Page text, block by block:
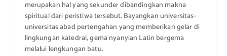
merupakan hal yang sekunder dibandingkan makna
spiritual dari peristiwa tersebut. Bayangkan universitas-
universitas abad pertengahan yang memberikan gelar di
lingkungan katedral, gema nyanyian Latin bergema
melalui lengkungan batu.